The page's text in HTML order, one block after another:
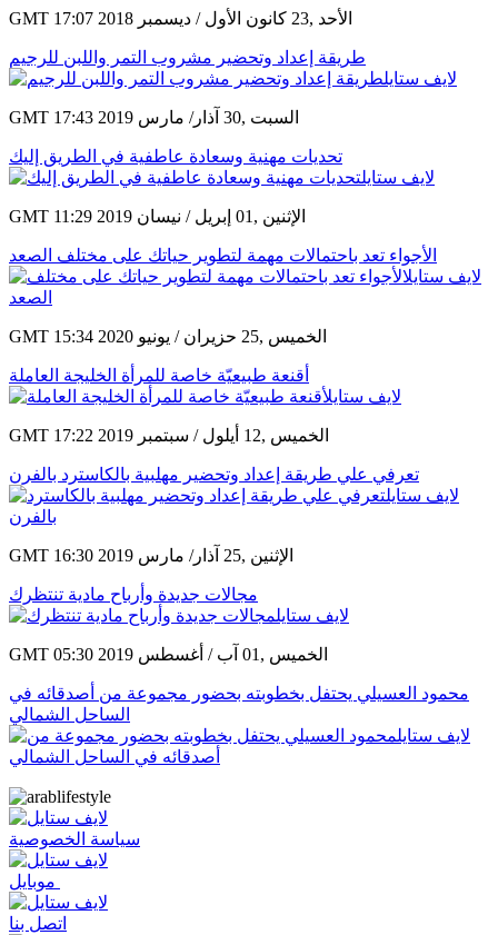
GMT 17:07 2018 الأحد ,23 كانون الأول / ديسمبر
طريقة إعداد وتحضير مشروب التمر واللبن للرجيم
GMT 17:43 2019 السبت ,30 آذار/ مارس
تحديات مهنية وسعادة عاطفية في الطريق إليك
GMT 11:29 2019 الإثنين ,01 إبريل / نيسان
الأجواء تعد باحتمالات مهمة لتطوير حياتك على مختلف الصعد
GMT 15:34 2020 الخميس ,25 حزيران / يونيو
أقنعة طبيعيّة خاصة للمرأة الخليجة العاملة
GMT 17:22 2019 الخميس ,12 أيلول / سبتمبر
تعرفي علي طريقة إعداد وتحضير مهلبية بالكاسترد بالفرن
GMT 16:30 2019 الإثنين ,25 آذار/ مارس
مجالات جديدة وأرباح مادية تنتظرك
GMT 05:30 2019 الخميس ,01 آب / أغسطس
محمود العسيلي يحتفل بخطوبته بحضور مجموعة من أصدقائه في
الساحل الشمالي
سياسة الخصوصية
اتصل بنا